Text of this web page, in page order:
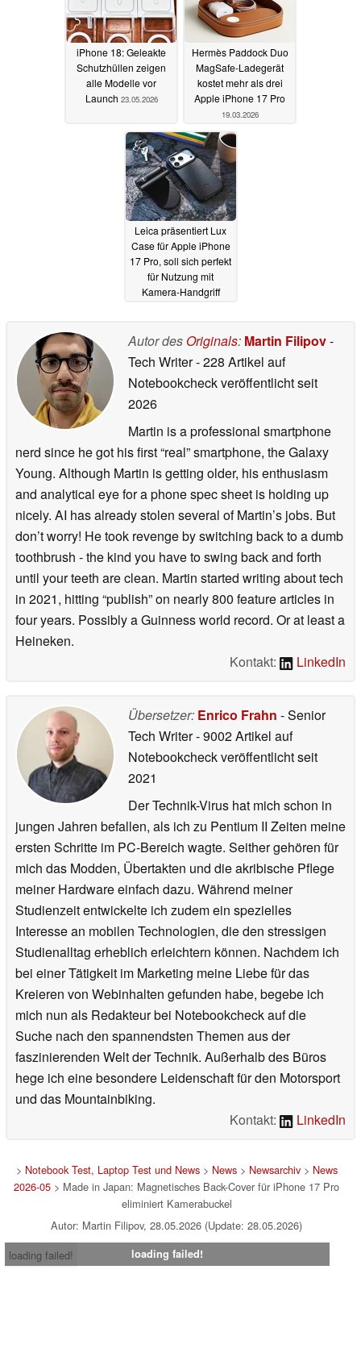
iPhone 18: Geleakte
Schutzhüllen zeigen
alle Modelle vor
Launch 23.05.2026
Hermès Paddock Duo
MagSafe-Ladegerät
kostet mehr als drei
Apple iPhone 17 Pro
19.03.2026
Leica präsentiert Lux
Case für Apple iPhone
17 Pro, soll sich perfekt
für Nutzung mit
Kamera-Handgriff
Autor des Originals: Martin Filipov-
Tech Writer- 228 Artikel auf
Notebookcheck veröffentlichtseit
2026
Martin is a professional smartphone
nerd since he got his first “real” smartphone, the Galaxy
Young. Although Martin is getting older, his enthusiasm
and analytical eye for a phone spec sheet is holding up
nicely. AI has already stolen several of Martin’s jobs. But
don’t worry! He took revenge by switching back to a dumb
toothbrush - the kind you have to swing back and forth
until your teeth are clean. Martin started writing about tech
in 2021, hitting “publish” on nearly 800 feature articles in
four years. Possibly a Guinness world record. Or at least a
Heineken.
Kontakt:
LinkedIn
Übersetzer: Enrico Frahn - Senior
Tech Writer- 9002 Artikel auf
Notebookcheck veröffentlichtseit
2021
Der Technik-Virus hat mich schon in
jungen Jahren befallen, als ich zu Pentium II Zeiten meine
ersten Schritte im PC-Bereich wagte. Seither gehören für
mich das Modden, Übertakten und die akribische Pflege
meiner Hardware einfach dazu. Während meiner
Studienzeit entwickelte ich zudem ein spezielles
Interesse an mobilen Technologien, die den stressigen
Studienalltag erheblich erleichtern können. Nachdem ich
bei einer Tätigkeit im Marketing meine Liebe für das
Kreieren von Webinhalten gefunden habe, begebe ich
mich nun als Redakteur bei Notebookcheck auf die
Suche nach den spannendsten Themen aus der
faszinierenden Welt der Technik. Außerhalb des Büros
hege ich eine besondere Leidenschaft für den Motorsport
und das Mountainbiking.
Kontakt:
LinkedIn
> Notebook Test, Laptop Test und News> News> Newsarchiv> News
2026-05 > Made in Japan: Magnetisches Back-Cover für iPhone 17 Pro
eliminiert Kamerabuckel
Autor: Martin Filipov, 28.05.2026 (Update: 28.05.2026)
loading failed!
loading failed!